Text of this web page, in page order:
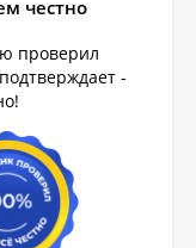
честно
проверил
-